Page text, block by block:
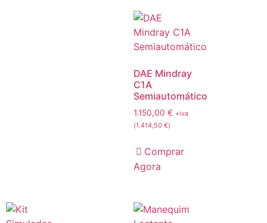
DAE Mindray
C1A
Semiautomático
1.150,00 € +iva
(1.414,50 €)
Comprar
Agora